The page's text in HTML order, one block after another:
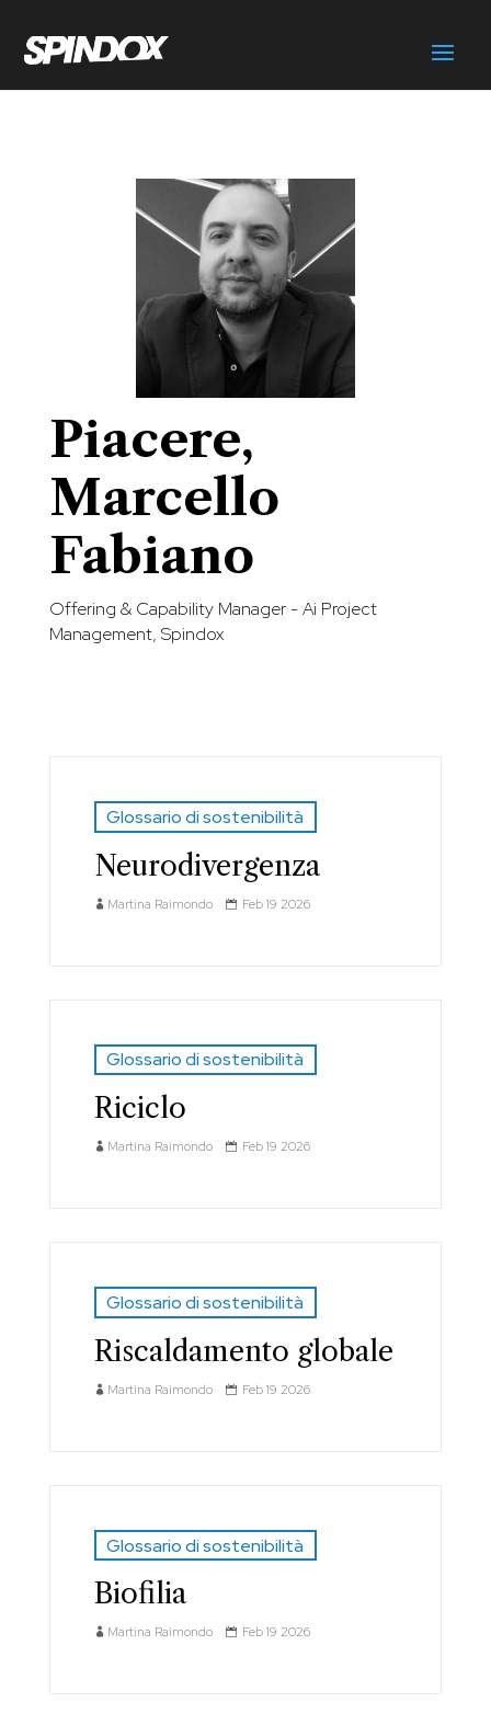
Piacere,
Marcello
Fabiano
Offering & Capability Manager - Ai Project
Management, Spindox
Glossario di sostenibilità
Neurodivergenza
Martina Raimondo Feb 19 2026
Glossario di sostenibilità
Riciclo
Martina Raimondo Feb 19 2026
Glossario di sostenibilità
Riscaldamento globale
Martina Raimondo Feb 19 2026
Glossario di sostenibilità
Biofilia
Martina Raimondo Feb 19 2026